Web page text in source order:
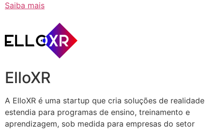
Saiba mais
ElloXR
A ElloXR é uma startup que cria soluções de realidade
estendia para programas de ensino, treinamento e
aprendizagem, sob medida para empresas do setor